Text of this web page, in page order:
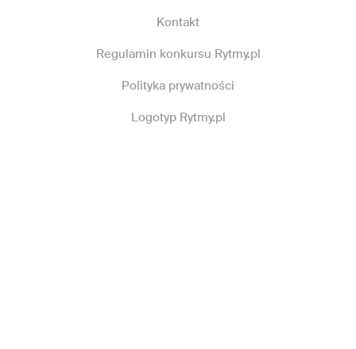
Kontakt
Regulamin konkursu Rytmy.pl
Polityka prywatności
Logotyp Rytmy.pl